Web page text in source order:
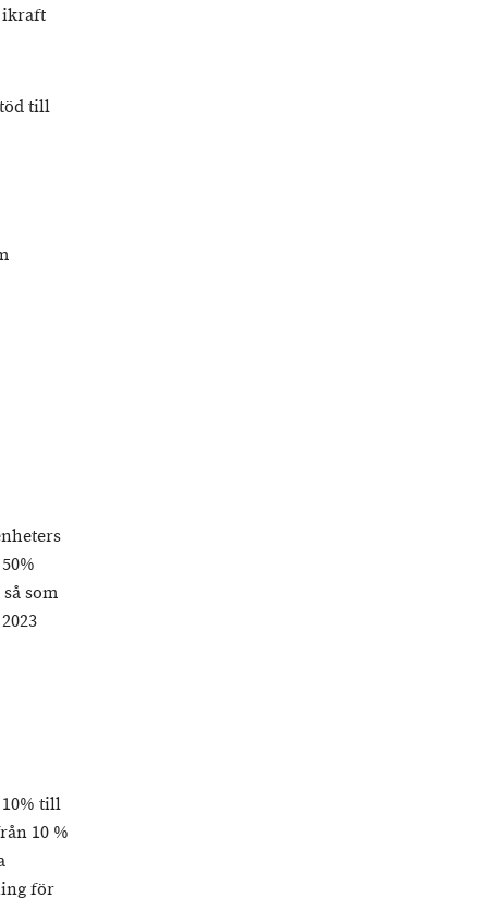
ikraft
till
som
10% till
10 %
för